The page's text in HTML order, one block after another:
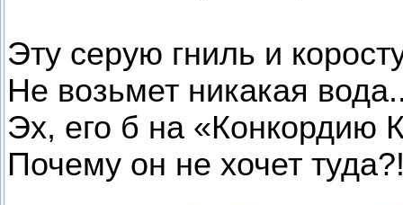
Эту серую гниль и
Не возьмет никакая
Эх, его б на «Конкордию
Почему он не хочет